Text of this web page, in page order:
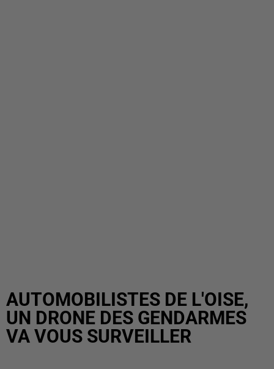
AUTOMOBILISTES DE L'OISE,
UN DRONE DES GENDARMES
VA VOUS SURVEILLER